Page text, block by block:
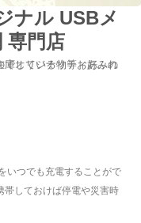
ナル USBメ
専門店
ます
いつでも充電することがで
帯しておけば停電や災害時